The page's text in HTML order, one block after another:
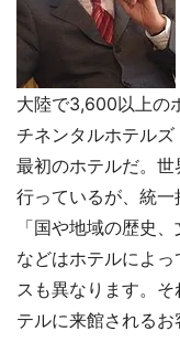
大陸で3,600以上の
チネンタルホテル
最初のホテルだ。
行っているが、統一
「国や地域の歴史
などはホテルによ
スも異なります。
テルに来館される